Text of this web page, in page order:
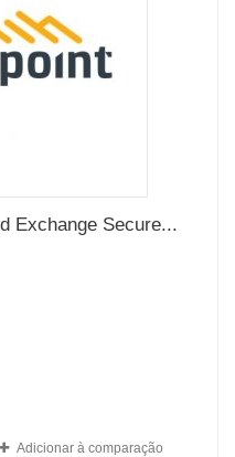
Exchange Secure...
Adicionar à comparação